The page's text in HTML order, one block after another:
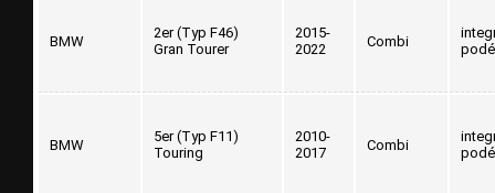
BMW
2er (Typ F46)
Gran Tourer
2015-
2022
Combi
BMW
5er (Typ F11)
Touring
2010-
2017
Combi